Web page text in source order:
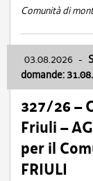
Comunità di
03.08.2026 -
domande:
327/26 –
Friuli –
per il
FRIULI